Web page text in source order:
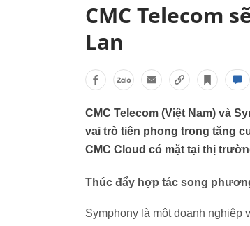
CMC Telecom
Lan
CMC Telecom (Việt Nam) và
vai trò tiên phong trong tăng
CMC Cloud có mặt tại thị
Thúc đẩy hợp tác song
Symphony là một doanh nghiệp